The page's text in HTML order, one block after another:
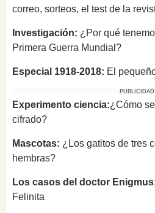
correo, sorteos, el test de la
Investigación: ¿Por qué
Primera Guerra Mundial?
Especial 1918-2018: El
PUBLICIDAD
Experimento ciencia:¿Cómo
cifrado?
Mascotas: ¿Los gatitos de tres
hembras?
Los casos del doctor
Felinita